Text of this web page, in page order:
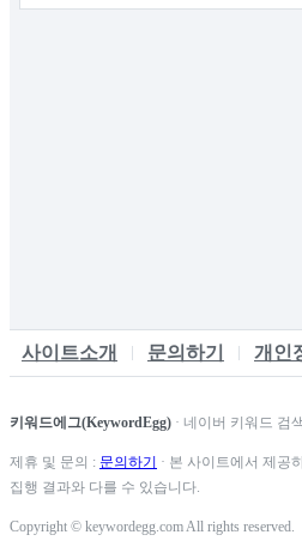
사이트소개 문의하기 개인
키워드에그(KeywordEgg) · 네이버 키워드 검
제휴 및 문의 : 문의하기
· 본 사이트에서 제공
집행 결과와 다를 수 있습니다.
Copyright © keywordegg.com All rights reserved.